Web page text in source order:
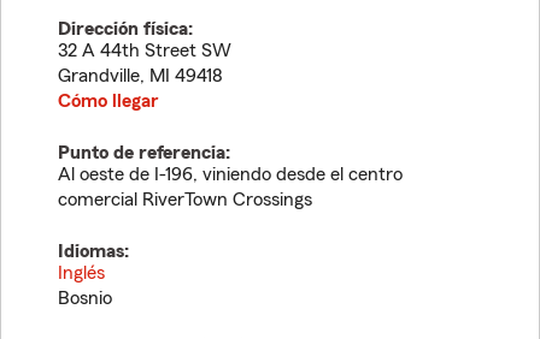
Dirección física:
32 A 44th Street SW
Grandville, MI
49418
Cómo llegar
Punto de referencia:
Al oeste de I-196, viniendo desde el centro
comercial RiverTown Crossings
Idiomas:
Inglés
Bosnio